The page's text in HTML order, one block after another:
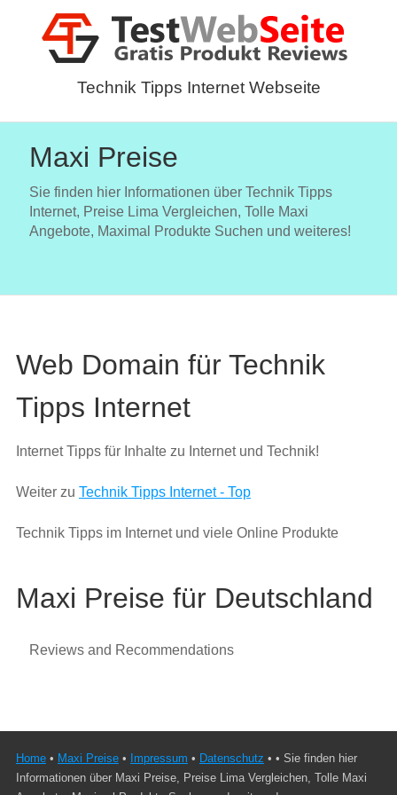
Technik Tipps Internet Webseite
Maxi Preise
Sie finden hier Informationen über Technik Tipps
Internet, Preise Lima Vergleichen, Tolle Maxi
Angebote, Maximal Produkte Suchen und weiteres!
Web Domain für Technik
Tipps Internet
Internet Tipps für Inhalte zu Internet und Technik!
Weiter zu Technik Tipps Internet - Top
Technik Tipps im Internet und viele Online Produkte
Maxi Preise für Deutschland
Reviews and Recommendations
Home• Maxi Preise• Impressum • Datenschutz • • Sie finden hier
Informationen über Maxi Preise, Preise Lima Vergleichen, Tolle Maxi